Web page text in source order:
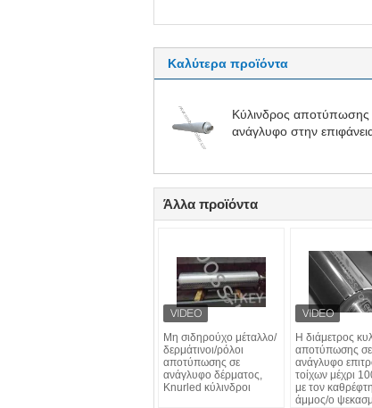
Καλύτερα προϊόντα
Κύλινδρος αποτύπωσης
ανάγλυφο στην
Άλλα προϊόντα
Μη σιδηρούχο μέταλλο/
δερμάτινοι/ρόλοι
αποτύπωσης σε
ανάγλυφο δέρματος,
Knurled κύλινδροι
Η διάμετρος
αποτύπωσης σε
ανάγλυφο
τοίχων μέχρι
με τον
άμμος/ο